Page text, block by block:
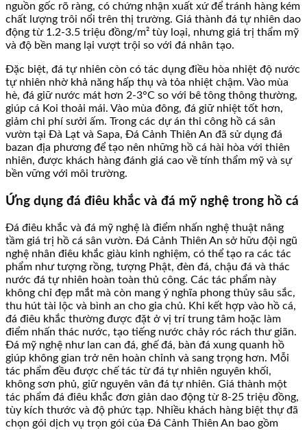
nguồn gốc rõ ràng, có chứng nhận xuất xứ để tránh hàng kém
chất lượng trôi nổi trên thị trường. Giá thành đá tự nhiên dao
động từ 1.2-3.5 triệu đồng/m² tùy loại, nhưng giá trị thẩm mỹ
và độ bền mang lại vượt trội so với đá nhân tạo.
Đặc biệt, đá tự nhiên còn có tác dụng điều hòa nhiệt độ nước
tự nhiên nhờ khả năng hấp thụ và tỏa nhiệt chậm. Vào mùa
hè, đá giữ nước mát hơn 2-3°C so với bê tông thông thường,
giúp cá Koi thoải mái. Vào mùa đông, đá giữ nhiệt tốt hơn,
giảm chi phí sưởi ấm. Trong các dự án thi công hồ cá sân
vườn tại Đà Lạt và Sapa, Đá Cảnh Thiên An đã sử dụng đá
bazan địa phương để tạo nên những hồ cá hài hòa với thiên
nhiên, được khách hàng đánh giá cao về tính thẩm mỹ và sự
bền vững với môi trường.
Ứng dụng đá điêu khắc và đá mỹ nghệ trong hồ cá
Đá điêu khắc và đá mỹ nghệ là điểm nhấn nghệ thuật nâng
tầm giá trị hồ cá sân vườn. Đá Cảnh Thiên An sở hữu đội ngũ
nghệ nhân điêu khắc giàu kinh nghiệm, có thể tạo ra các tác
phẩm như tượng rồng, tượng Phật, đèn đá, chậu đá và thác
nước đá tự nhiên hoàn toàn thủ công. Các tác phẩm này
không chỉ đẹp mắt mà còn mang ý nghĩa phong thủy sâu sắc,
thu hút tài lộc và bình an cho gia chủ. Khi kết hợp vào hồ cá,
đá điêu khắc thường được đặt ở vị trí trung tâm hoặc làm
điểm nhấn thác nước, tạo tiếng nước chảy róc rách thư giãn.
Đá mỹ nghệ như lan can đá, ghế đá, bàn đá xung quanh hồ
giúp không gian trở nên hoàn chỉnh và sang trọng hơn. Mỗi
tác phẩm đều được chế tác từ đá tự nhiên nguyên khối,
không sơn phủ, giữ nguyên vân đá tự nhiên. Giá thành một
tác phẩm đá điêu khắc đơn giản dao động từ 8-25 triệu đồng,
tùy kích thước và độ phức tạp. Nhiều khách hàng biệt thự đã
chọn gói dịch vụ trọn gói của Đá Cảnh Thiên An bao gồm